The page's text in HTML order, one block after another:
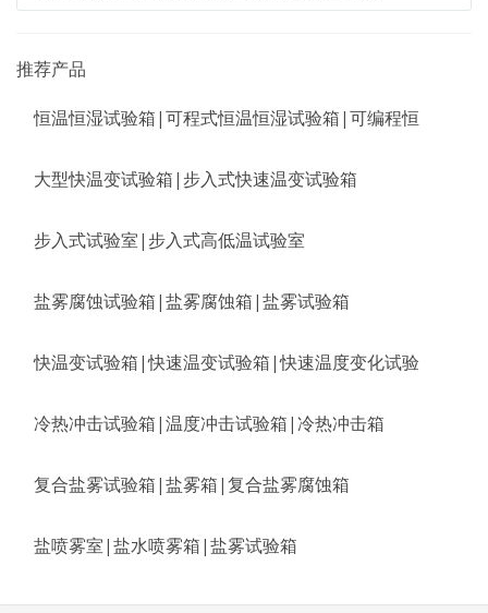
推荐产品
恒温恒湿试验箱|可程式恒温恒湿试验箱|可编程恒
大型快温变试验箱|步入式快速温变试验箱
步入式试验室|步入式高低温试验室
盐雾腐蚀试验箱|盐雾腐蚀箱|盐雾试验箱
快温变试验箱|快速温变试验箱|快速温度变化试验
冷热冲击试验箱|温度冲击试验箱|冷热冲击箱
复合盐雾试验箱|盐雾箱|复合盐雾腐蚀箱
盐喷雾室|盐水喷雾箱|盐雾试验箱